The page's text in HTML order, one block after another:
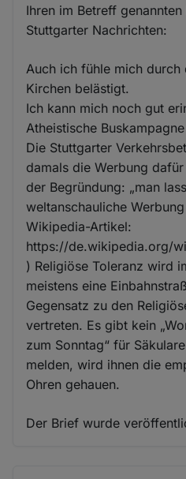
Ihren im Betreff
Stuttgarter Nachrichten:
Auch ich fühle mich durch
Kirchen belästigt.
Ich kann mich noch gut
Atheistische
Die Stuttgarter
damals die Werbung
der Begründung: „man
weltanschauliche
Wikipedia-Artikel:
https://de.wikipedia.org/
) Religiöse Toleranz wird
meistens eine
Gegensatz zu den
vertreten. Es gibt kein
zum Sonntag“ für
melden, wird ihnen die
Ohren gehauen.
Der Brief wurde